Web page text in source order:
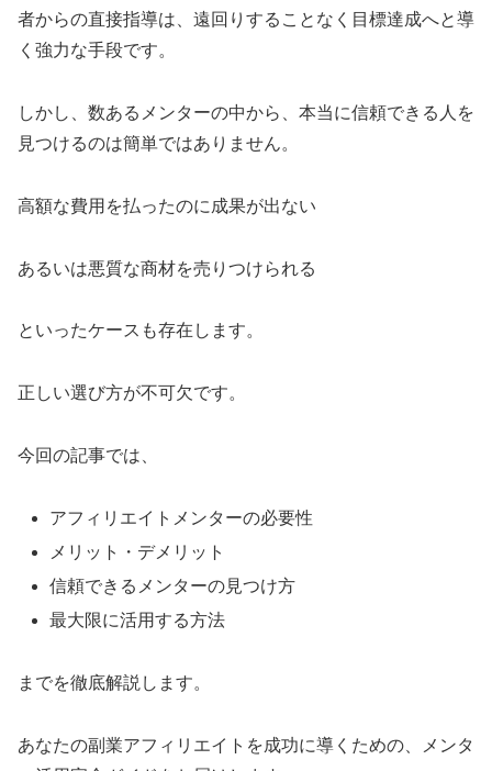
者からの直接指導は、遠回りすることなく目標達成へと導
く強力な手段です。
しかし、数あるメンターの中から、本当に信頼できる人を
見つけるのは簡単ではありません。
高額な費用を払ったのに成果が出ない
あるいは悪質な商材を売りつけられる
といったケースも存在します。
正しい選び方が不可欠です。
今回の記事では、
アフィリエイトメンターの必要性
メリット・デメリット
信頼できるメンターの見つけ方
最大限に活用する方法
までを徹底解説します。
あなたの副業アフィリエイトを成功に導くための、メンタ